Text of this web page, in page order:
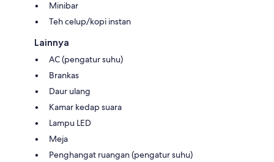
Minibar
Teh celup/kopi instan
Lainnya
AC (pengatur suhu)
Brankas
Daur ulang
Kamar kedap suara
Lampu LED
Meja
Penghangat ruangan (pengatur suhu)